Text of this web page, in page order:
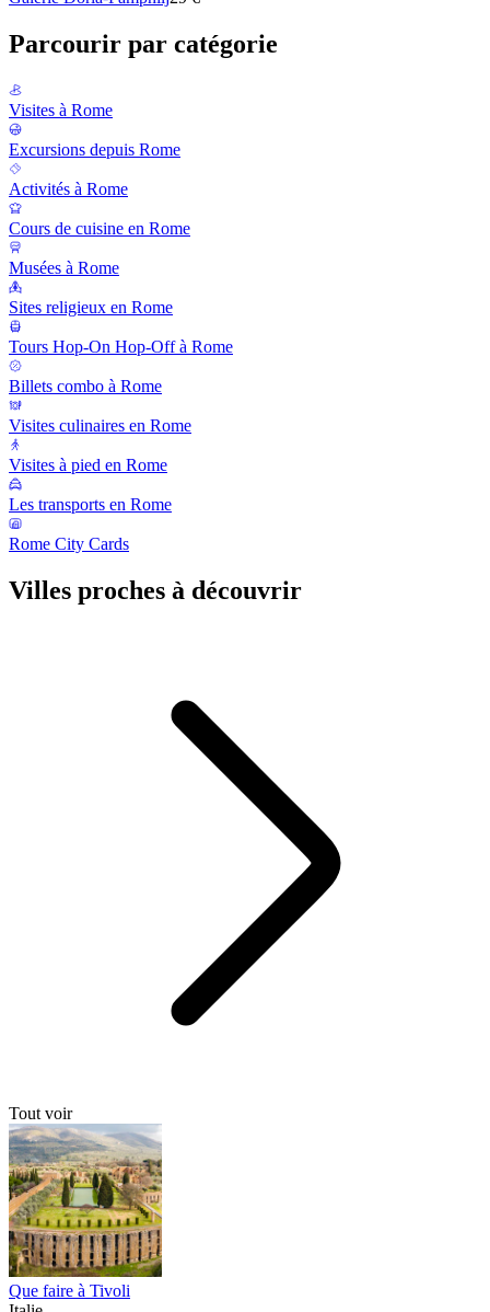
Parcourir par catégorie
Visites à Rome
Excursions depuis Rome
Activités à Rome
Cours de cuisine en Rome
Musées à Rome
Sites religieux en Rome
Tours Hop-On Hop-Off à Rome
Billets combo à Rome
Visites culinaires en Rome
Visites à pied en Rome
Les transports en Rome
Rome City Cards
Villes proches à découvrir
Tout voir
Que faire à Tivoli